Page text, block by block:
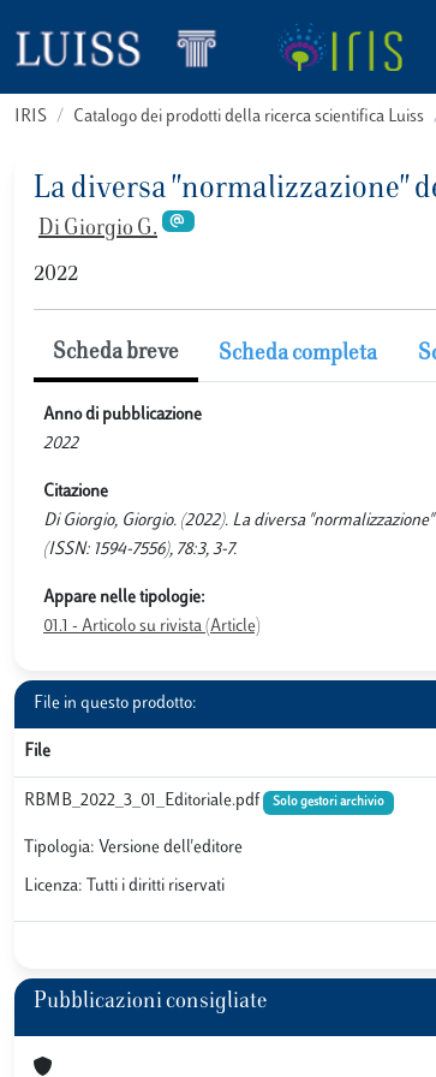
IRIS Catalogo dei prodotti della ricerca scientifica Luiss
La diversa "normalizzazione"
Di Giorgio G.
2022
Scheda breve Scheda completa
Anno di pubblicazione
2022
Citazione
Di Giorgio, Giorgio. (2022). La diversa
(ISSN: 1594-7556), 78:3, 3-7.
Appare nelle tipologie:
01.1 - Articolo su rivista (Article)
File in questo prodotto:
File
RBMB_2022_3_01_Editoriale.pdf Solo gestori archivio
Tipologia: Versione dell'editore
Licenza: Tutti i diritti riservati
Pubblicazioni consigliate